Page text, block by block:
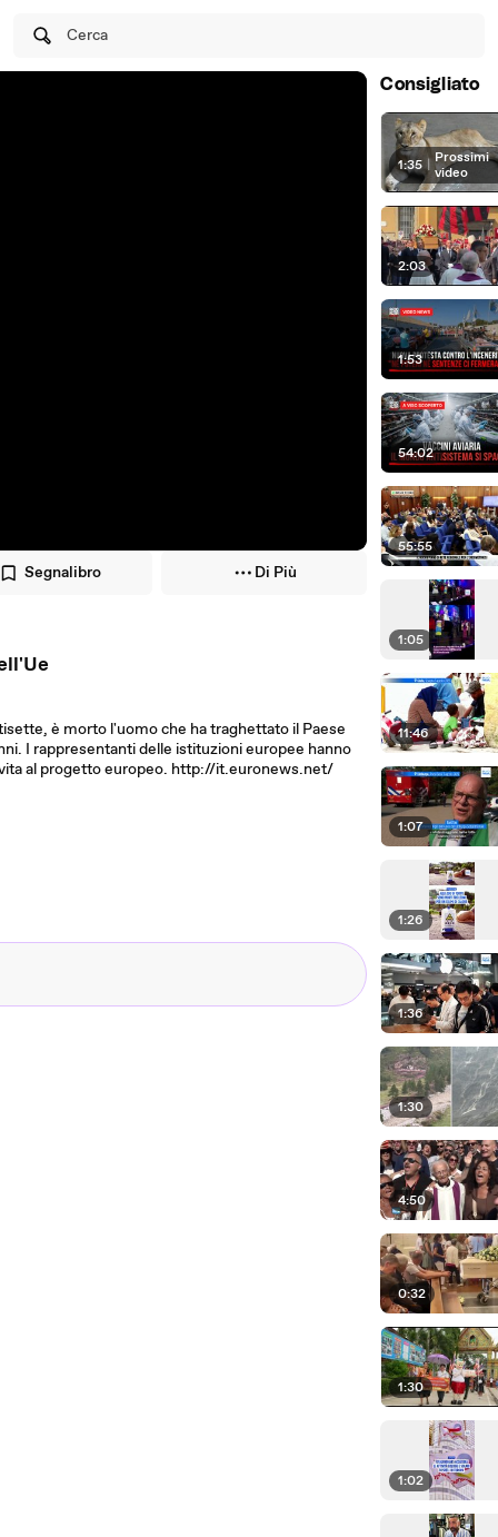
Cerca
Segnalibro Di Più
è morto l'uomo che ha traghettato il Paese
I rappresentanti delle istituzioni europee hanno
al progetto europeo. http://it.euronews.net/
Consigliato
1:35 | Prossimi
video
2:03
1:53
54:02
55:55
1:05
11:46
1:07
1:26
1:36
1:30
4:50
0:32
1:30
1:02